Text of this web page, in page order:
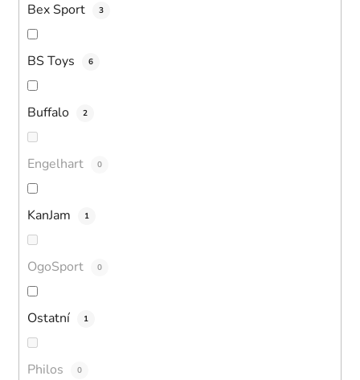
Bex Sport 3
BS Toys 6
Buffalo 2
Engelhart 0
KanJam 1
OgoSport 0
Ostatní 1
Philos 0